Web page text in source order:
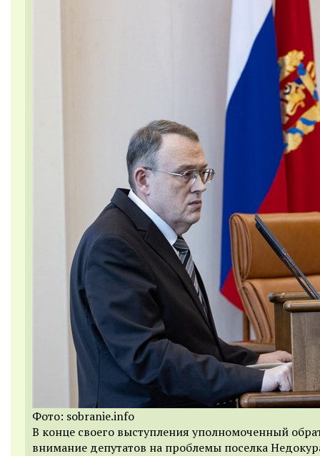
Фото: sobranie.info
В конце своего выступления уполномоченный
внимание депутатов на проблемы поселка